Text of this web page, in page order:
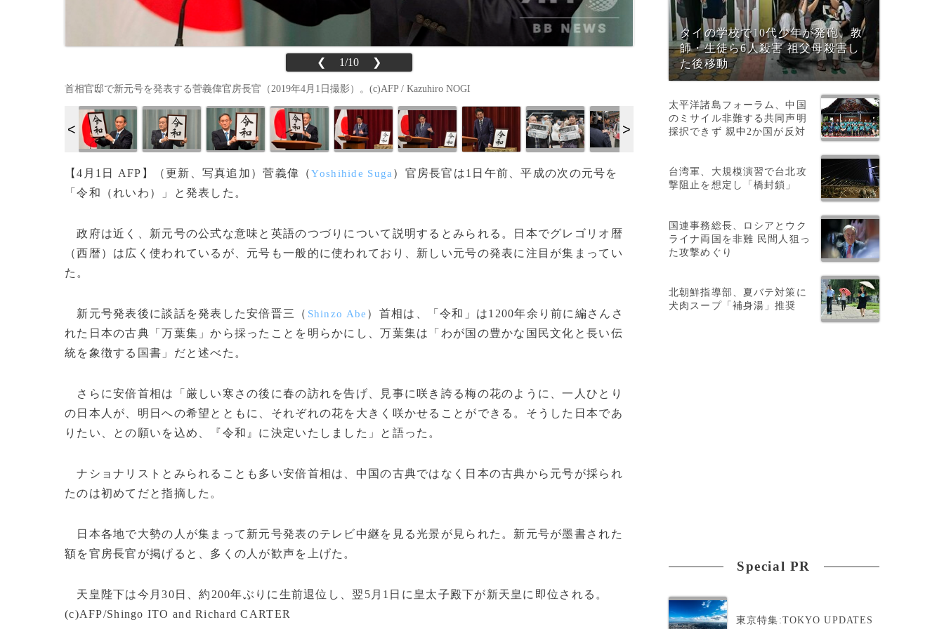
❮ 1/10 ❯
首相官邸で新元号を発表する菅義偉官房長官（2019年4月1日撮影）。(c)AFP / Kazuhiro NOGI
【4月1日 AFP】（更新、写真追加）菅義偉（Yoshihide Suga ）官房長官は1日午前、平成の次の元号を
「令和（れいわ）」と発表した。
政府は近く、新元号の公式な意味と英語のつづりについて説明するとみられる。日本でグレゴリオ暦
（西暦）は広く使われているが、元号も一般的に使われており、新しい元号の発表に注目が集まってい
た。
新元号発表後に談話を発表した安倍晋三（ Shinzo Abe ）首相は、「令和」は1200年余り前に編さんさ
れた日本の古典「万葉集」から採ったことを明らかにし、万葉集は「わが国の豊かな国民文化と長い伝
統を象徴する国書」だと述べた。
さらに安倍首相は「厳しい寒さの後に春の訪れを告げ、見事に咲き誇る梅の花のように、一人ひとり
の日本人が、明日への希望とともに、それぞれの花を大きく咲かせることができる。そうした日本であ
りたい、との願いを込め、『令和』に決定いたしました」と語った。
ナショナリストとみられることも多い安倍首相は、中国の古典ではなく日本の古典から元号が採られ
たのは初めてだと指摘した。
日本各地で大勢の人が集まって新元号発表のテレビ中継を見る光景が見られた。新元号が墨書された
額を官房長官が掲げると、多くの人が歓声を上げた。
天皇陛下は今月30日、約200年ぶりに生前退位し、翌5月1日に皇太子殿下が新天皇に即位される。
(c)AFP/Shingo ITO and Richard CARTER
タイの学校で10代少年が発砲、教
師・生徒ら6人殺害 祖父母殺害し
た後移動
太平洋諸島フォーラム、中国
のミサイル非難する共同声明
採択できず 親中2か国が反対
台湾軍、大規模演習で台北攻
撃阻止を想定し「橋封鎖」
国連事務総長、ロシアとウク
ライナ両国を非難 民間人狙っ
た攻撃めぐり
北朝鮮指導部、夏バテ対策に
犬肉スープ「補身湯」推奨
Special PR
東京特集:TOKYO UPDATES